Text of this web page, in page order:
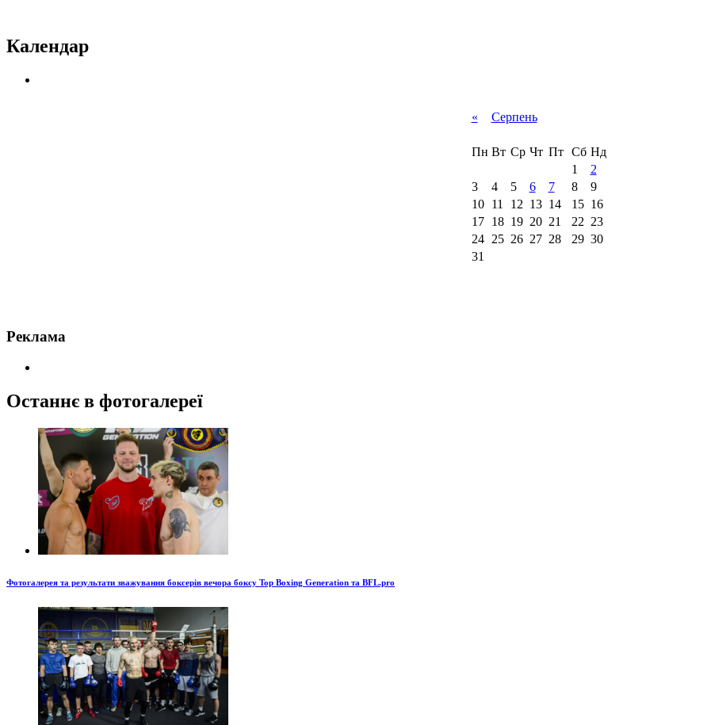
Календар
« Серпень
Пн Вт Ср Чт Пт Сб Нд
1
2
3
4 5 6 7 8
9
10
11 12 13 14 15 16
17
18 19 20 21 22 23
24
25 26 27 28 29 30
31
Реклама
Останнє в фотогалереї
Фотогалерея та результати зважування боксерів вечора боксу Top Boxing Generation та BFL.pro